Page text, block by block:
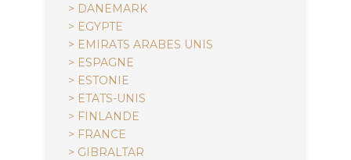
> DANEMARK
> EGYPTE
> EMIRATS ARABES UNIS
> ESPAGNE
> ESTONIE
> ETATS-UNIS
> FINLANDE
> FRANCE
> GIBRALTAR